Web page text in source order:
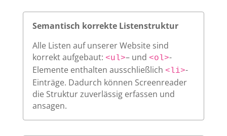
Semantisch korrekte Listenstruktur
Alle Listen auf unserer Website sind
korrekt aufgebaut: <ul>– und <ol>-
Elemente enthalten ausschließlich <li>-
Einträge. Dadurch können Screenreader
die Struktur zuverlässig erfassen und
ansagen.